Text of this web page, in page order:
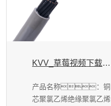
KVV_草莓视频下载色版污用电线电缆
产品名称：铜
芯聚氯乙烯绝缘聚氯乙烯